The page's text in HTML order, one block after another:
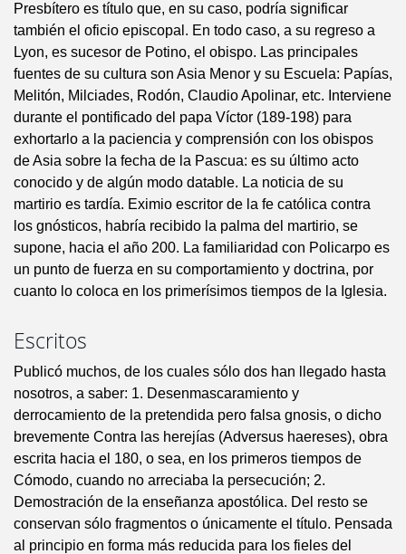
Presbítero es título que, en su caso, podría significar
también el oficio episcopal. En todo caso, a su regreso a
Lyon, es sucesor de Potino, el obispo. Las principales
fuentes de su cultura son Asia Menor y su Escuela: Papías,
Melitón, Milciades, Rodón, Claudio Apolinar, etc. Interviene
durante el pontificado del papa Víctor (189-198) para
exhortarlo a la paciencia y comprensión con los obispos
de Asia sobre la fecha de la Pascua: es su último acto
conocido y de algún modo datable. La noticia de su
martirio es tardía. Eximio escritor de la fe católica contra
los gnósticos, habría recibido la palma del martirio, se
supone, hacia el año 200. La familiaridad con Policarpo es
un punto de fuerza en su comportamiento y doctrina, por
cuanto lo coloca en los primerísimos tiempos de la Iglesia.
Escritos
Publicó muchos, de los cuales sólo dos han llegado hasta
nosotros, a saber: 1. Desenmascaramiento y
derrocamiento de la pretendida pero falsa gnosis, o dicho
brevemente Contra las herejías (Adversus haereses), obra
escrita hacia el 180, o sea, en los primeros tiempos de
Cómodo, cuando no arreciaba la persecución; 2.
Demostración de la enseñanza apostólica. Del resto se
conservan sólo fragmentos o únicamente el título. Pensada
al principio en forma más reducida para los fieles del